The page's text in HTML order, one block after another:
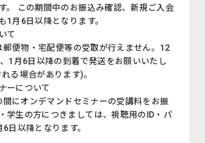
。 この期間中のお振込み確認、新規ご入会
1月6日以降となります。
て
便物・宅配便等の受取が行えません。12
1月6日以降の到着で発送をお願いいたし
る場合があります)。
ーについて
にオンデマンドセミナーの受講料をお振
学生の方につきましては、視聴用のID・パ
日以降となります。